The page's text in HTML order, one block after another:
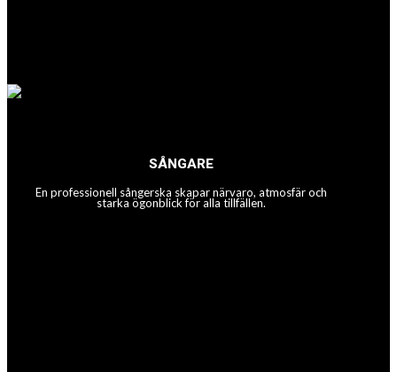
SÅNGARE
En professionell sångerska skapar närvaro, atmosfär och
starka ögonblick för alla tillfällen.